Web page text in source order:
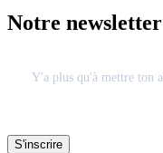
Notre newsletter